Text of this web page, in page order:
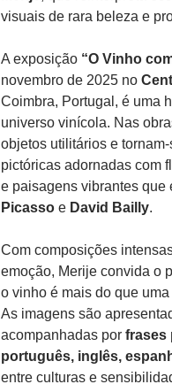
visuais de rara beleza e
A exposição “O Vinho
novembro de 2025 no
Coimbra, Portugal, é uma
universo vinícola. Nas
objetos utilitários e
pictóricas adornadas com
e paisagens vibrantes que
Picasso e David Bailly.
Com composições
emoção, Merije convida o
o vinho é mais do que
As imagens são
acompanhadas por frases
português, inglês,
entre culturas e